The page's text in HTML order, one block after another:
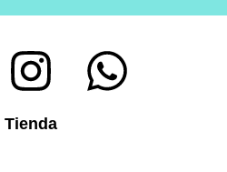
Tienda